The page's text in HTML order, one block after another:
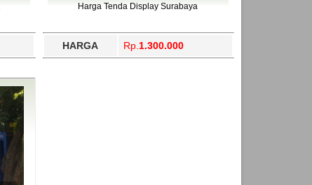
Harga Tenda Display Surabaya
HARGA Rp. 1.300.000